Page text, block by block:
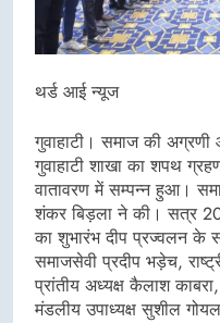
थर्ड आई न्यूज
गुवाहाटी। समाज की
गुवाहाटी शाखा का शपथ
वातावरण में सम्पन्न हुआ।
शंकर बिड़ला ने की। सत्र
का शुभारंभ दीप प्रज्वलन
समाजसेवी प्रदीप भड़ेच,
प्रांतीय अध्यक्ष कैलाश
मंडलीय उपाध्यक्ष सुशील